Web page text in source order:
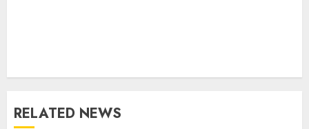
RELATED NEWS